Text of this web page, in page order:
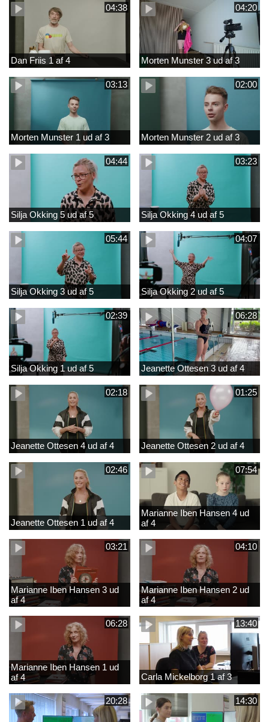
04:38
Dan Friis 1 af 4
04:20
Morten Munster 3 ud af 3
03:13
Morten Munster 1 ud af 3
02:00
Morten Munster 2 ud af 3
04:44
Silja Okking 5 ud af 5
03:23
Silja Okking 4 ud af 5
05:44
Silja Okking 3 ud af 5
04:07
Silja Okking 2 ud af 5
02:39
Silja Okking 1 ud af 5
06:28
Jeanette Ottesen 3 ud af 4
02:18
Jeanette Ottesen 4 ud af 4
01:25
Jeanette Ottesen 2 ud af 4
02:46
Jeanette Ottesen 1 ud af 4
07:54
Marianne Iben Hansen 4 ud
af 4
03:21
Marianne Iben Hansen 3 ud
af 4
04:10
Marianne Iben Hansen 2 ud
af 4
06:28
Marianne Iben Hansen 1 ud
af 4
13:40
Carla Mickelborg 1 af 3
20:28 14:30